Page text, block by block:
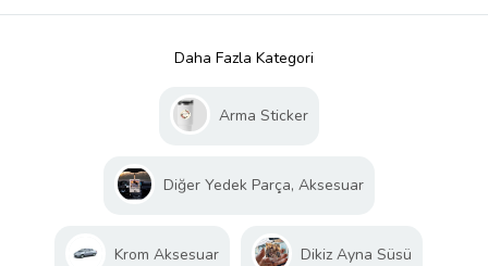
Daha Fazla Kategori
Arma Sticker
Diğer Yedek Parça, Aksesuar
Krom Aksesuar Dikiz Ayna Süsü